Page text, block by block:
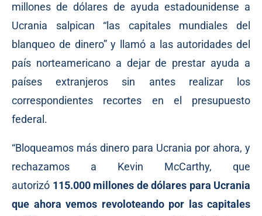
millones de dólares de ayuda estadounidense a
Ucrania salpican “las capitales mundiales del
blanqueo de dinero” y llamó a las autoridades del
país norteamericano a dejar de prestar ayuda a
países extranjeros sin antes realizar los
correspondientes recortes en el presupuesto
federal.
“Bloqueamos más dinero para Ucrania por ahora, y
rechazamos a Kevin McCarthy, que
autorizó 115.000 millones de dólares para Ucrania
que ahora vemos revoloteando por las capitales